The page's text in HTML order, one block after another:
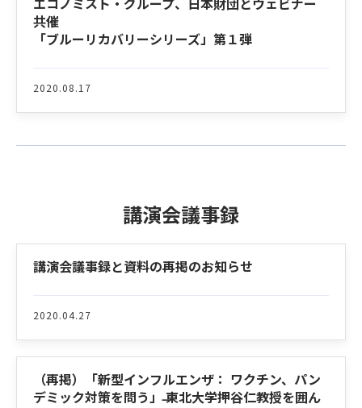
共催
「ブルーリカバリーシリーズ」第１弾
2020.08.17
講演会議事録
Latest News
講演会議事録と資料の再掲のお知らせ
2020.04.27
（再掲）「新型インフルエンザ： ワクチン、パン
デミック対策を問う」 ̶東北大学押谷仁教授を囲ん